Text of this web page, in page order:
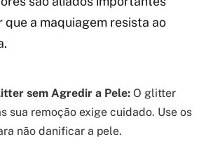
a maquiagem resista ao
sem Agredir a Pele: O glitter
sua remoção exige cuidado. Use os
não danificar a pele.